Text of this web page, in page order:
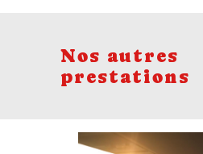
Nos autres
prestations